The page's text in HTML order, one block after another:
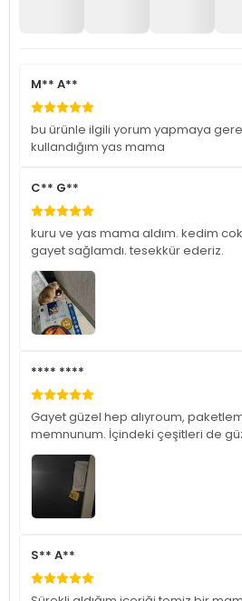
M** A**
bu ürünle ilgili yorum yapmaya
kullandığım yas mama
C** G**
kuru ve yas mama aldım. kedim
gayet sağlamdı. tesekkür ederiz.
**** ****
Gayet güzel hep alıyroum,
memnunum. İçindeki çeşitleri de
S** A**